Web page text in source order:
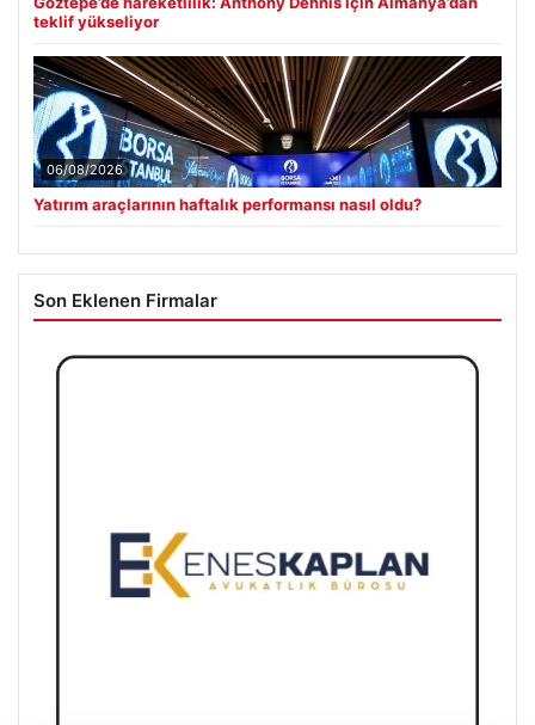
teklif yükseliyor
06/08/2026
Yatırım araçlarının haftalık performansı nasıl oldu?
Son Eklenen Firmalar